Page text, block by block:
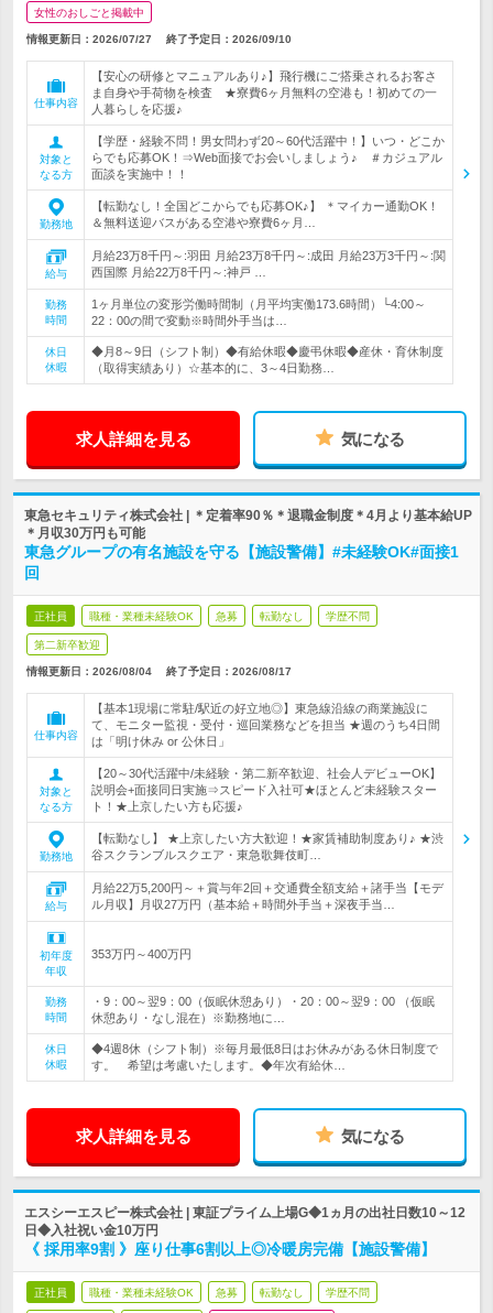
女性のおしごと掲載中
情報更新日：2026/07/27 終了予定日： 2026/09/10
仕事内容
【安心の研修とマニュアルあり♪】飛行機にご搭乗されるお客さ
ま自身や手荷物を検査 ★寮費6ヶ月無料の空港も！初めての一
人暮らしを応援♪
対象と
なる方
【学歴・経験不問！男女問わず20～60代活躍中！】いつ・どこか
らでも応募OK！⇒Web面接でお会いしましょう♪ ＃カジュアル
面談を実施中！！
勤務地
【転勤なし！全国どこからでも応募OK♪】 ＊マイカー通勤OK！
＆無料送迎バスがある空港や寮費6ヶ月…
給与
月給23万8千円～:羽田 月給23万8千円～:成田 月給23万3千円～:関
西国際 月給22万8千円～:神戸 …
勤務
時間
1ヶ月単位の変形労働時間制（月平均実働173.6時間）└4:00～
22：00の間で変動※時間外手当は…
休日
休暇
◆月8～9日（シフト制）◆有給休暇◆慶弔休暇◆産休・育休制度
（取得実績あり）☆基本的に、3～4日勤務…
求人詳細を見る 気になる
東急セキュリティ株式会社 | ＊定着率90％＊退職金制度＊4月より基本給UP
＊月収30万円も可能
東急グループの有名施設を守る【施設警備】#未経験OK#面接1
回
正社員 職種・業種未経験OK 急募 転勤なし 学歴不問
第二新卒歓迎
情報更新日：2026/08/04 終了予定日： 2026/08/17
仕事内容
【基本1現場に常駐/駅近の好立地◎】東急線沿線の商業施設に
て、モニター監視・受付・巡回業務などを担当 ★週のうち4日間
は「明け休み or 公休日」
対象と
なる方
【20～30代活躍中/未経験・第二新卒歓迎、社会人デビューOK】
説明会+面接同日実施⇒スピード入社可★ほとんど未経験スター
ト！★上京したい方も応援♪
勤務地
【転勤なし】 ★上京したい方大歓迎！★家賃補助制度あり♪ ★渋
谷スクランブルスクエア・東急歌舞伎町…
給与
月給22万5,200円～＋賞与年2回＋交通費全額支給＋諸手当【モデ
ル月収】月収27万円（基本給＋時間外手当＋深夜手当…
初年度
年収
353万円～400万円
勤務
時間
・9：00～翌9：00（仮眠休憩あり）・20：00～翌9：00 （仮眠
休憩あり・なし混在）※勤務地に…
休日
休暇
◆4週8休（シフト制）※毎月最低8日はお休みがある休日制度で
す。 希望は考慮いたします。◆年次有給休…
求人詳細を見る 気になる
エスシーエスピー株式会社 | 東証プライム上場G◆1ヵ月の出社日数10～12
日◆入社祝い金10万円
《 採用率9割 》座り仕事6割以上◎冷暖房完備【施設警備】
正社員 職種・業種未経験OK 急募 転勤なし 学歴不問